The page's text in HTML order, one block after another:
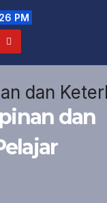
PM
dan